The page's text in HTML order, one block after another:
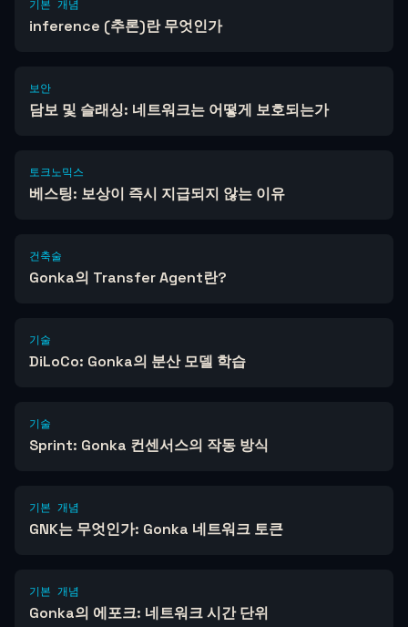
기본 개념
inference (추론)란 무엇인가
보안
담보 및 슬래싱: 네트워크는 어떻게 보호되는가
토크노믹스
베스팅: 보상이 즉시 지급되지 않는 이유
건축술
Gonka의 Transfer Agent란?
기술
DiLoCo: Gonka의 분산 모델 학습
기술
Sprint: Gonka 컨센서스의 작동 방식
기본 개념
GNK는 무엇인가: Gonka 네트워크 토큰
기본 개념
Gonka의 에포크: 네트워크 시간 단위